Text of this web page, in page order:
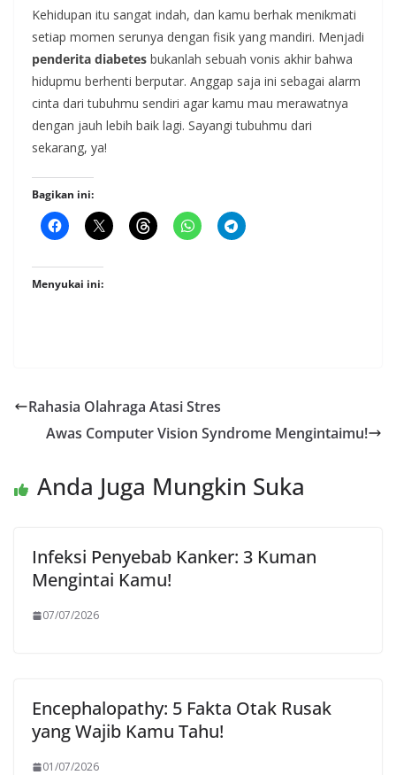
Kehidupan itu sangat indah, dan kamu berhak menikmati
setiap momen serunya dengan fisik yang mandiri. Menjadi
penderita diabetes bukanlah sebuah vonis akhir bahwa
hidupmu berhenti berputar. Anggap saja ini sebagai alarm
cinta dari tubuhmu sendiri agar kamu mau merawatnya
dengan jauh lebih baik lagi. Sayangi tubuhmu dari
sekarang, ya!
Bagikan ini:
Menyukai ini:
Rahasia Olahraga Atasi Stres
Awas Computer Vision Syndrome Mengintaimu!
Anda Juga Mungkin Suka
Infeksi Penyebab Kanker: 3 Kuman
Mengintai Kamu!
07/07/2026
Encephalopathy: 5 Fakta Otak Rusak
yang Wajib Kamu Tahu!
01/07/2026